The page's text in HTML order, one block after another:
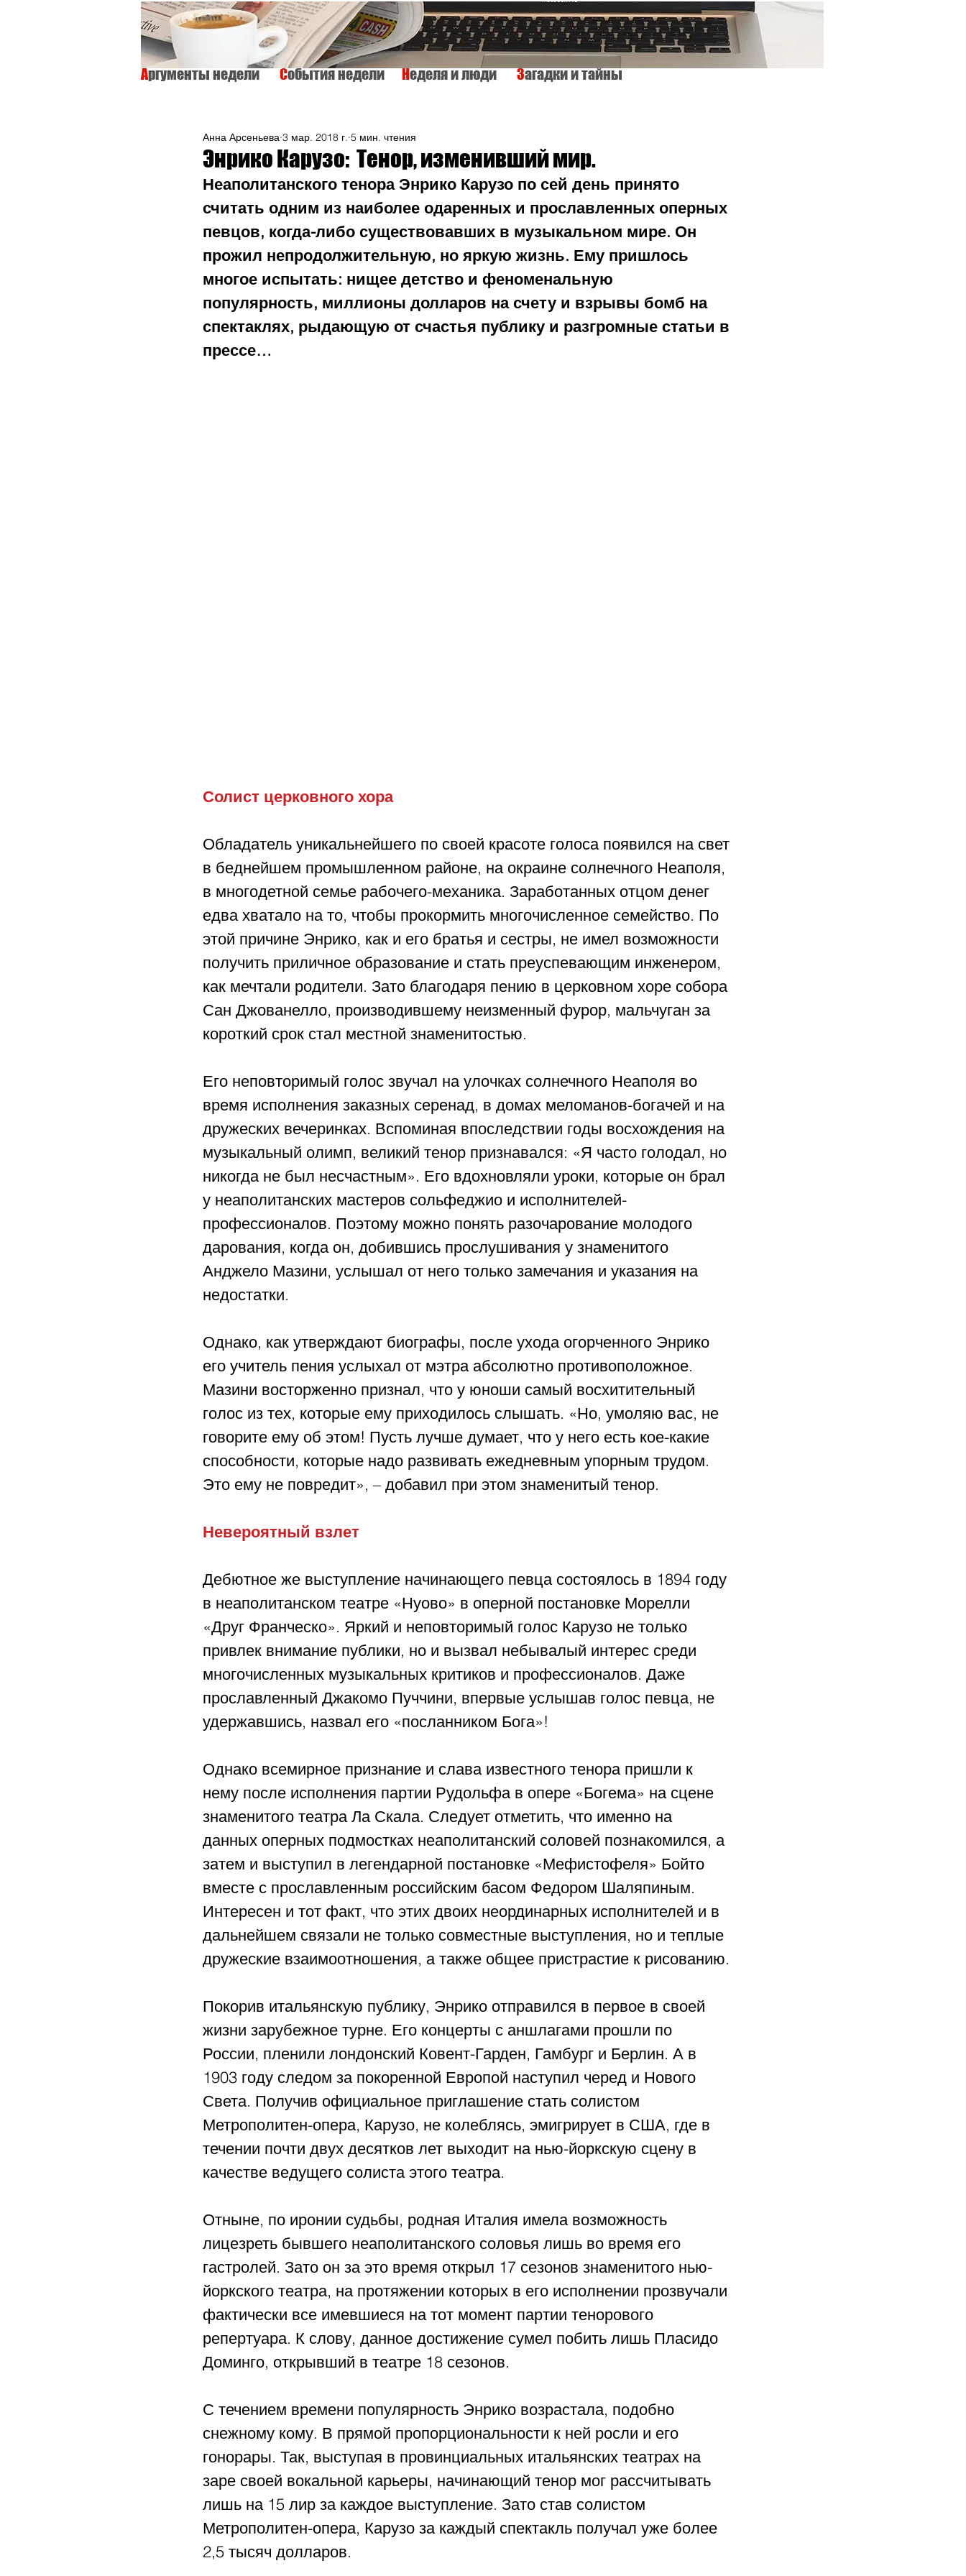
Аргументы неделиСобытия неделиНеделя и людиЗагадки и тайны
Энрико Карузо: Тенор, изменивший мир.
Анна Арсеньева 3 мар. 2018 г. 5 мин. чтения
Неаполитанского тенора Энрико Карузо по сей день принято
считать одним из наиболее одаренных и прославленных оперных
певцов, когда-либо существовавших в музыкальном мире. Он
прожил непродолжительную, но яркую жизнь. Ему пришлось
многое испытать: нищее детство и феноменальную
популярность, миллионы долларов на счету и взрывы бомб на
спектаклях, рыдающую от счастья публику и разгромные статьи в
прессе…
Солист церковного хора
Обладатель уникальнейшего по своей красоте голоса появился на свет
в беднейшем промышленном районе, на окраине солнечного Неаполя,
в многодетной семье рабочего-механика. Заработанных отцом денег
едва хватало на то, чтобы прокормить многочисленное семейство. По
этой причине Энрико, как и его братья и сестры, не имел возможности
получить приличное образование и стать преуспевающим инженером,
как мечтали родители. Зато благодаря пению в церковном хоре собора
Сан Джованелло, производившему неизменный фурор, мальчуган за
короткий срок стал местной знаменитостью.
Его неповторимый голос звучал на улочках солнечного Неаполя во
время исполнения заказных серенад, в домах меломанов-богачей и на
дружеских вечеринках. Вспоминая впоследствии годы восхождения на
музыкальный олимп, великий тенор признавался: «Я часто голодал, но
никогда не был несчастным». Его вдохновляли уроки, которые он брал
у неаполитанских мастеров сольфеджио и исполнителей-
профессионалов. Поэтому можно понять разочарование молодого
дарования, когда он, добившись прослушивания у знаменитого
Анджело Мазини, услышал от него только замечания и указания на
недостатки.
Однако, как утверждают биографы, после ухода огорченного Энрико
его учитель пения услыхал от мэтра абсолютно противоположное.
Мазини восторженно признал, что у юноши самый восхитительный
голос из тех, которые ему приходилось слышать. «Но, умоляю вас, не
говорите ему об этом! Пусть лучше думает, что у него есть кое-какие
способности, которые надо развивать ежедневным упорным трудом.
Это ему не повредит», – добавил при этом знаменитый тенор.
Невероятный взлет
Дебютное же выступление начинающего певца состоялось в 1894 году
в неаполитанском театре «Нуово» в оперной постановке Морелли
«Друг Франческо». Яркий и неповторимый голос Карузо не только
привлек внимание публики, но и вызвал небывалый интерес среди
многочисленных музыкальных критиков и профессионалов. Даже
прославленный Джакомо Пуччини, впервые услышав голос певца, не
удержавшись, назвал его «посланником Бога»!
Однако всемирное признание и слава известного тенора пришли к
нему после исполнения партии Рудольфа в опере «Богема» на сцене
знаменитого театра Ла Скала. Следует отметить, что именно на
данных оперных подмостках неаполитанский соловей познакомился, а
затем и выступил в легендарной постановке «Мефистофеля» Бойто
вместе с прославленным российским басом Федором Шаляпиным.
Интересен и тот факт, что этих двоих неординарных исполнителей и в
дальнейшем связали не только совместные выступления, но и теплые
дружеские взаимоотношения, а также общее пристрастие к рисованию.
Покорив итальянскую публику, Энрико отправился в первое в своей
жизни зарубежное турне. Его концерты с аншлагами прошли по
России, пленили лондонский Ковент-Гарден, Гамбург и Берлин. А в
1903 году следом за покоренной Европой наступил черед и Нового
Света. Получив официальное приглашение стать солистом
Метрополитен-опера, Карузо, не колеблясь, эмигрирует в США, где в
течении почти двух десятков лет выходит на нью-йоркскую сцену в
качестве ведущего солиста этого театра.
Отныне, по иронии судьбы, родная Италия имела возможность
лицезреть бывшего неаполитанского соловья лишь во время его
гастролей. Зато он за это время открыл 17 сезонов знаменитого нью-
йоркского театра, на протяжении которых в его исполнении прозвучали
фактически все имевшиеся на тот момент партии тенорового
репертуара. К слову, данное достижение сумел побить лишь Пласидо
Доминго, открывший в театре 18 сезонов.
С течением времени популярность Энрико возрастала, подобно
снежному кому. В прямой пропорциональности к ней росли и его
гонорары. Так, выступая в провинциальных итальянских театрах на
заре своей вокальной карьеры, начинающий тенор мог рассчитывать
лишь на 15 лир за каждое выступление. Зато став солистом
Метрополитен-опера, Карузо за каждый спектакль получал уже более
2,5 тысяч долларов.